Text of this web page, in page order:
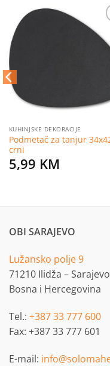
KUHINJSKE DEKORACIJE
Podmetač za tanjur
crni
5,99 KM
OBI SARAJEVO
Lužansko polje 9
71210 Ilidža – Sarajevo
Bosna i Hercegovina
Tel.: +387 33 777 600
Fax: +387 33 777 601
E-mail: